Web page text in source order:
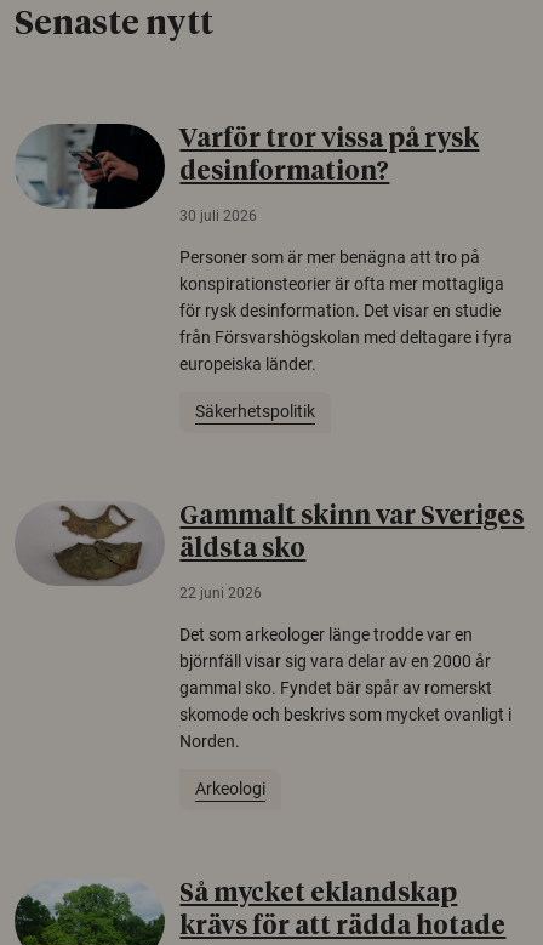
Senaste nytt
Varför tror vissa på rysk
desinformation?
30 juli 2026
Personer som är mer benägna att tro på
konspirationsteorier är ofta mer mottagliga
för rysk desinformation. Det visar en studie
från Försvarshögskolan med deltagare i fyra
europeiska länder.
Säkerhetspolitik
Gammalt skinn var Sveriges
äldsta sko
22 juni 2026
Det som arkeologer länge trodde var en
björnfäll visar sig vara delar av en 2000 år
gammal sko. Fyndet bär spår av romerskt
skomode och beskrivs som mycket ovanligt i
Norden.
Arkeologi
Så mycket eklandskap
krävs för att rädda hotade